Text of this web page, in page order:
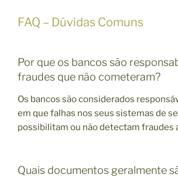
FAQ – Dúvidas Comuns
Por que os bancos são
fraudes que não cometeram?
Os bancos são considerados
em que falhas nos seus sistemas de
possibilitam ou não detectam fraudes
Quais documentos geralmente